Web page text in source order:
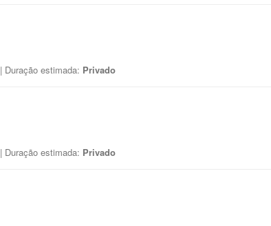
| Duração estimada: Privado
| Duração estimada: Privado